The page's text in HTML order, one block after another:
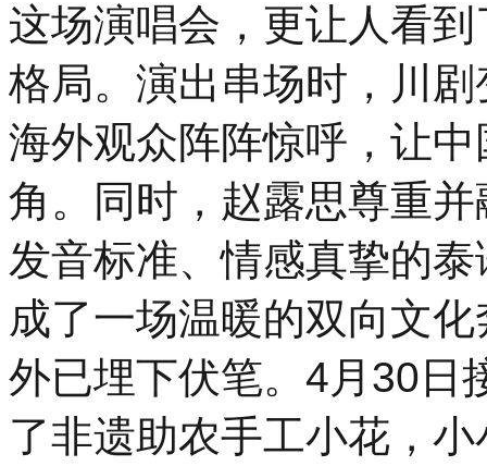
这场演唱会，更让人看
格局。演出串场时，川
海外观众阵阵惊呼，让
角。同时，赵露思尊重
发音标准、情感真挚的
成了一场温暖的双向文
外已埋下伏笔。4月30日
了非遗助农手工小花，